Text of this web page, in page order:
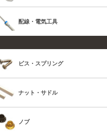
配線・電気工具
ビス・スプリング
ナット・サドル
ノブ